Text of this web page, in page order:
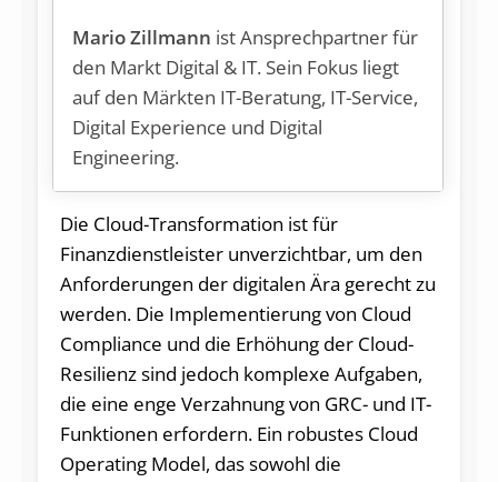
Mario Zillmann ist Ansprechpartner für
den Markt Digital & IT. Sein Fokus liegt
auf den Märkten IT-Beratung, IT-Service,
Digital Experience und Digital
Engineering.
Die Cloud-Transformation ist für
Finanzdienstleister unverzichtbar, um den
Anforderungen der digitalen Ära gerecht zu
werden. Die Implementierung von Cloud
Compliance und die Erhöhung der Cloud-
Resilienz sind jedoch komplexe Aufgaben,
die eine enge Verzahnung von GRC- und IT-
Funktionen erfordern. Ein robustes Cloud
Operating Model, das sowohl die